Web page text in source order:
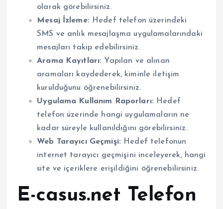
olarak görebilirsiniz.
Mesaj İzleme: Hedef telefon üzerindeki
SMS ve anlık mesajlaşma uygulamalarındaki
mesajları takip edebilirsiniz.
Arama Kayıtları: Yapılan ve alınan
aramaları kaydederek, kiminle iletişim
kurulduğunu öğrenebilirsiniz.
Uygulama Kullanım Raporları: Hedef
telefon üzerinde hangi uygulamaların ne
kadar süreyle kullanıldığını görebilirsiniz.
Web Tarayıcı Geçmişi: Hedef telefonun
internet tarayıcı geçmişini inceleyerek, hangi
site ve içeriklere erişildiğini öğrenebilirsiniz.
E-casus.net Telefon